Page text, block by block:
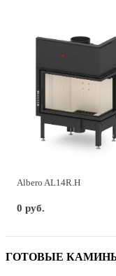
Albero AL14R.H
0 руб.
ГОТОВЫЕ